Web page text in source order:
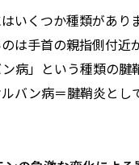
いくつか種類があり
は手首の親指側付近
病」という種類の腱
バン病＝腱鞘炎とし